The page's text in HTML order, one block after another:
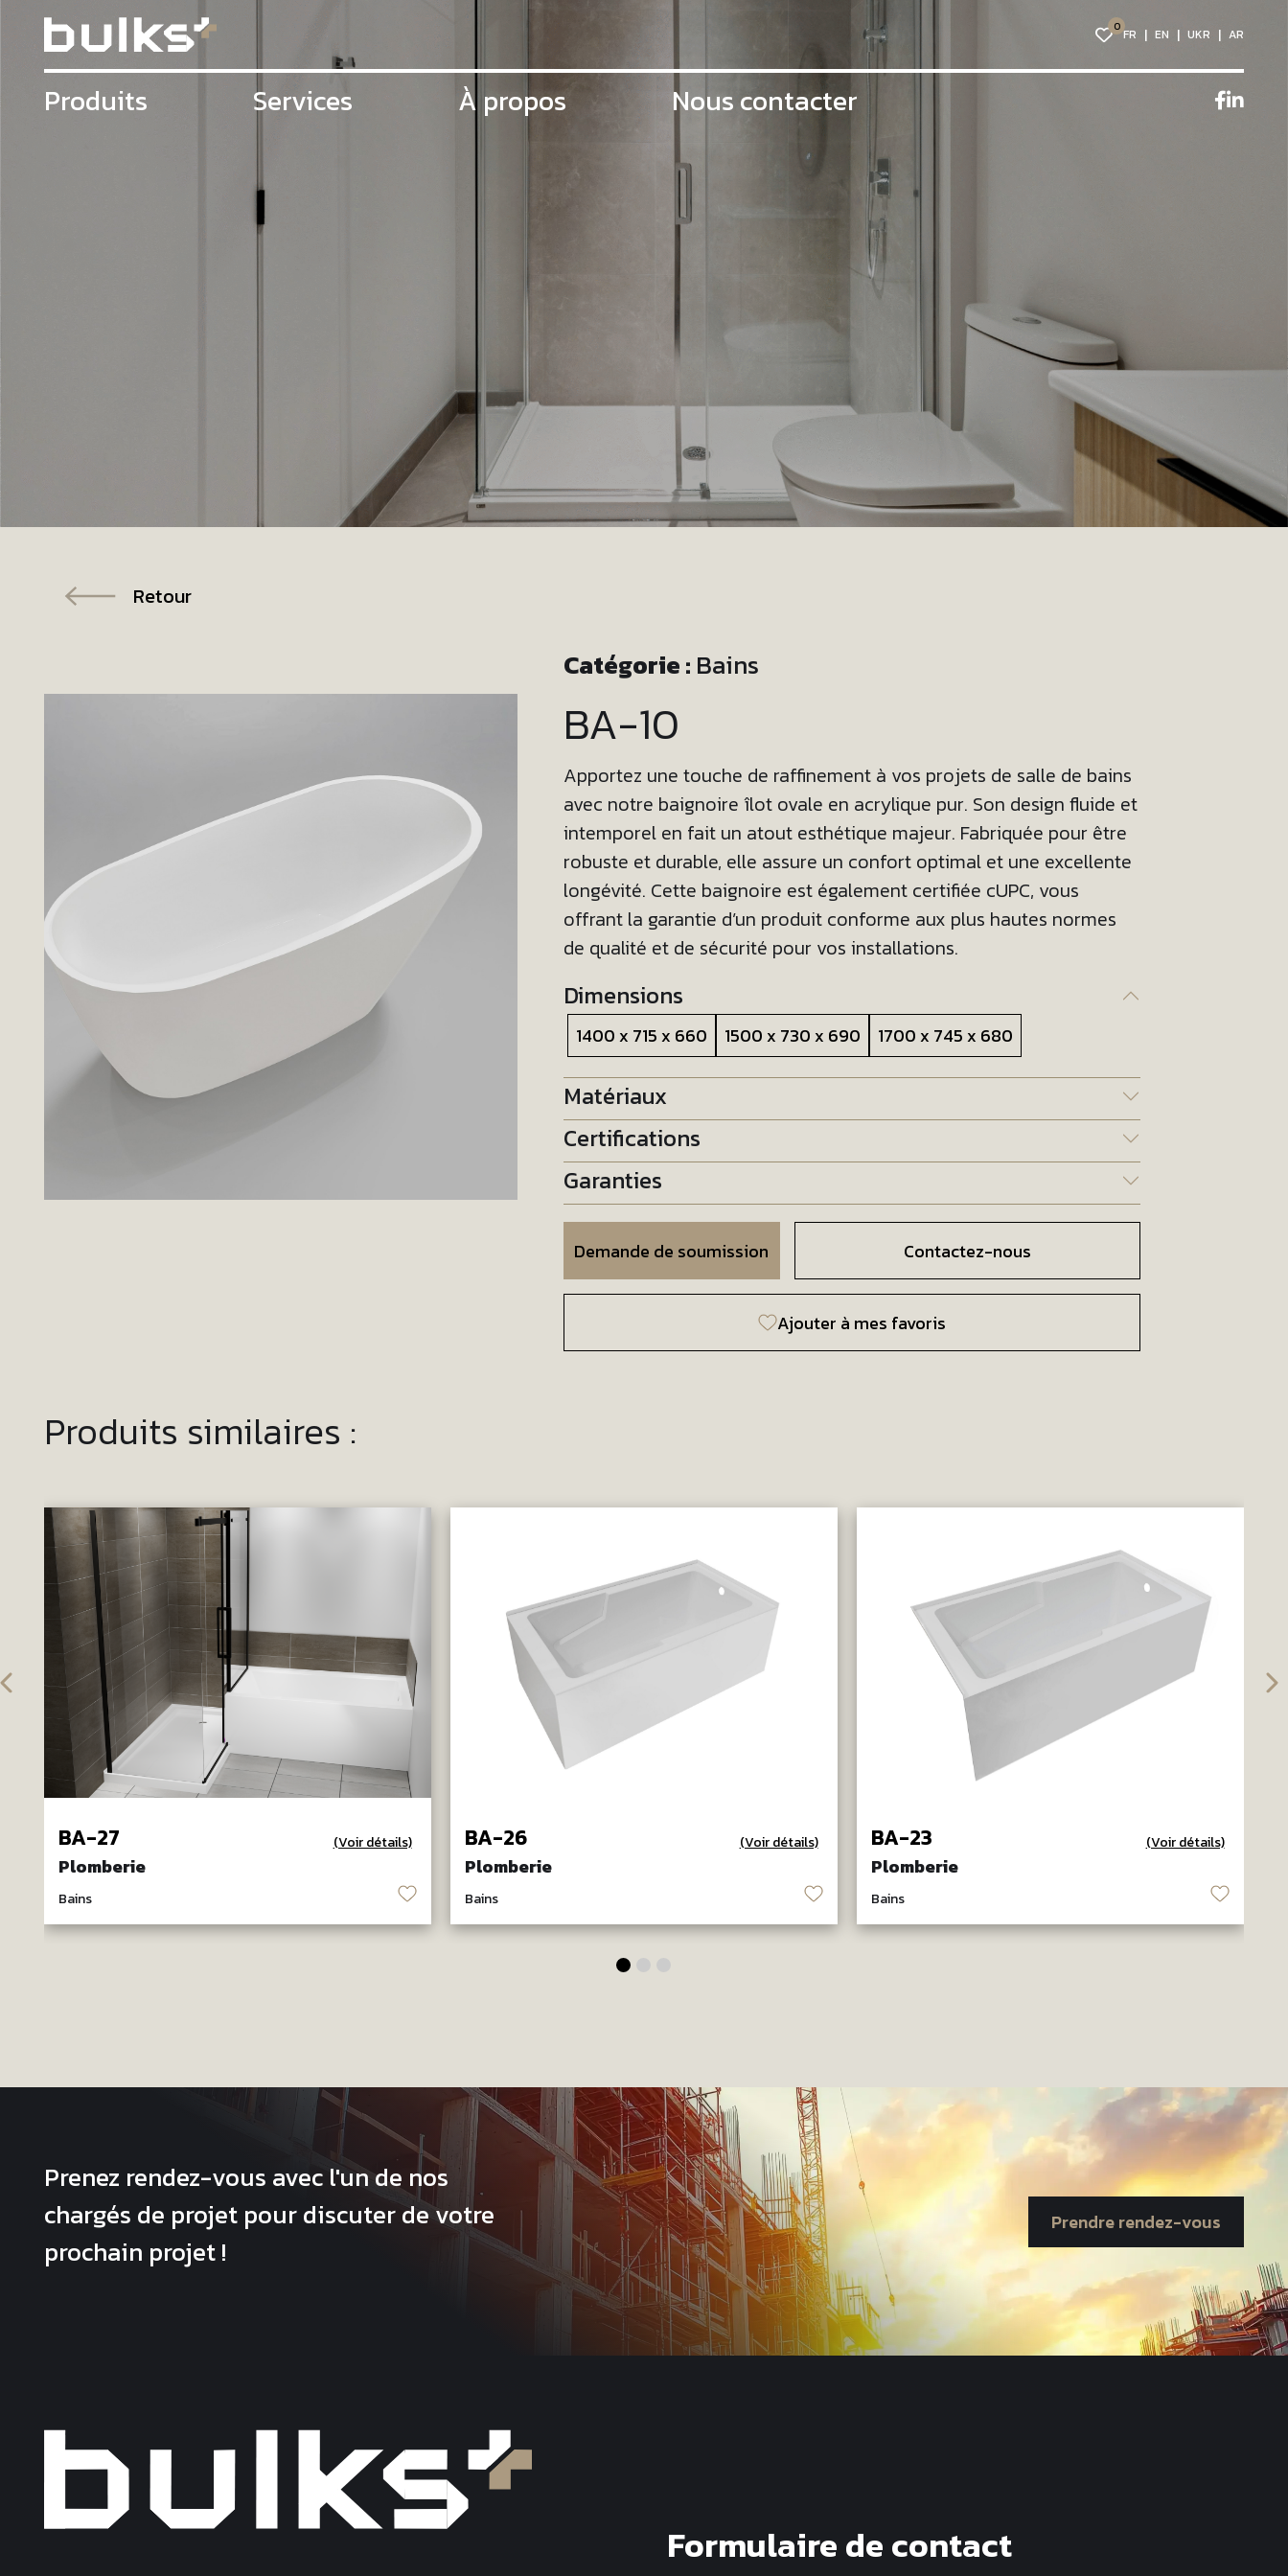
0 FR EN UKR AR
Produits Services À propos Nous contacter
Retour
Catégorie : Bains
BA-10
Apportez une touche de raffinement à vos projets de salle de bains
avec notre baignoire îlot ovale en acrylique pur. Son design fluide et
intemporel en fait un atout esthétique majeur. Fabriquée pour être
robuste et durable, elle assure un confort optimal et une excellente
longévité. Cette baignoire est également certifiée cUPC, vous
offrant la garantie d’un produit conforme aux plus hautes normes
de qualité et de sécurité pour vos installations.
Dimensions
1400 x 715 x 660 1500 x 730 x 690 1700 x 745 x 680
Matériaux
Certifications
Garanties
Demande de soumission Contactez-nous
Ajouter à mes favoris
Produits similaires :
BA-27 (Voir détails)
Plomberie
Bains ♡
BA-26 (Voir détails)
Plomberie
Bains ♡
BA-23 (Voir détails)
Plomberie
Bains ♡
Prenez rendez-vous avec l'un de nos
chargés de projet pour discuter de votre
prochain projet !
Prendre rendez-vous
Formulaire de contact